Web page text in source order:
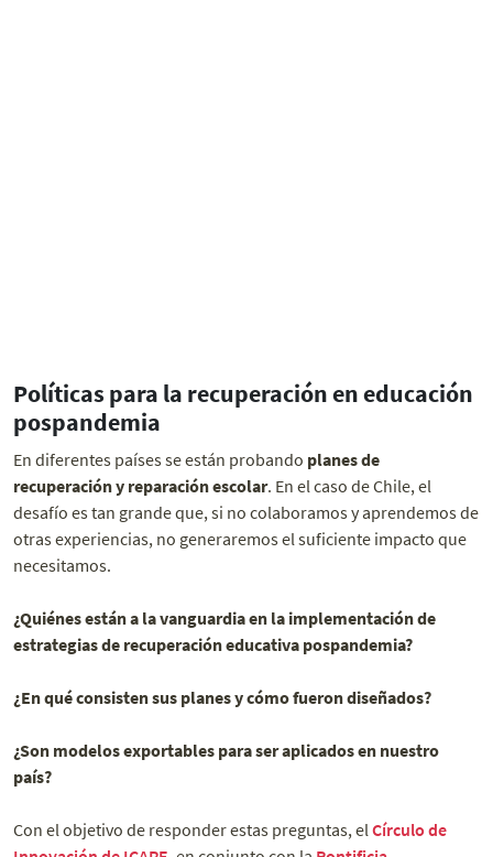
Políticas para la recuperación en educación
pospandemia
En diferentes países se están probando planes de
recuperación y reparación escolar. En el caso de Chile, el
desafío es tan grande que, si no colaboramos y aprendemos de
otras experiencias, no generaremos el suficiente impacto que
necesitamos.
¿Quiénes están a la vanguardia en la implementación de
estrategias de recuperación educativa pospandemia?
¿En qué consisten sus planes y cómo fueron diseñados?
¿Son modelos exportables para ser aplicados en nuestro
país?
Con el objetivo de responder estas preguntas, elCírculo de